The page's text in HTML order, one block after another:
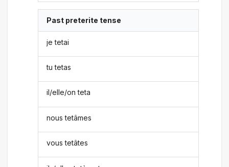
Past preterite tense
je tetai
tu tetas
il/elle/on teta
nous tetâmes
vous tetâtes